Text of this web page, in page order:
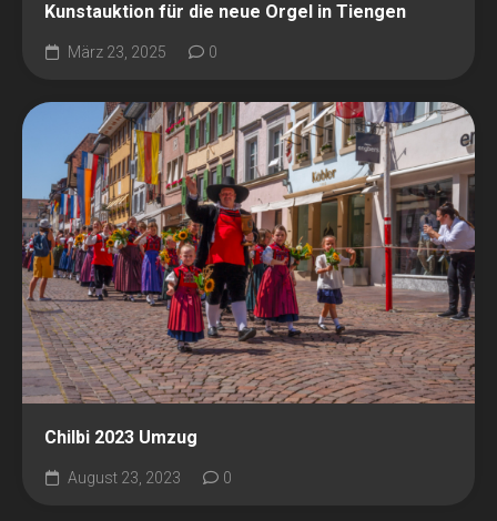
Kunstauktion für die neue Orgel in Tiengen
März 23, 2025 0
Chilbi 2023 Umzug
August 23, 2023 0